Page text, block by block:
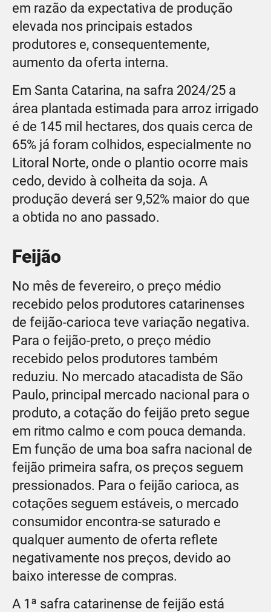
em razão da expectativa de produção
elevada nos principais estados
produtores e, consequentemente,
aumento da oferta interna.
Em Santa Catarina, na safra 2024/25 a
área plantada estimada para arroz irrigado
é de 145 mil hectares, dos quais cerca de
65% já foram colhidos, especialmente no
Litoral Norte, onde o plantio ocorre mais
cedo, devido à colheita da soja. A
produção deverá ser 9,52% maior do que
a obtida no ano passado.
Feijão
No mês de fevereiro, o preço médio
recebido pelos produtores catarinenses
de feijão-carioca teve variação negativa.
Para o feijão-preto, o preço médio
recebido pelos produtores também
reduziu. No mercado atacadista de São
Paulo, principal mercado nacional para o
produto, a cotação do feijão preto segue
em ritmo calmo e com pouca demanda.
Em função de uma boa safra nacional de
feijão primeira safra, os preços seguem
pressionados. Para o feijão carioca, as
cotações seguem estáveis, o mercado
consumidor encontra-se saturado e
qualquer aumento de oferta reflete
negativamente nos preços, devido ao
baixo interesse de compras.
A 1ª safra catarinense de feijão está